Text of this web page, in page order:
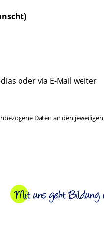
oder via E-Mail weiter
Daten an den